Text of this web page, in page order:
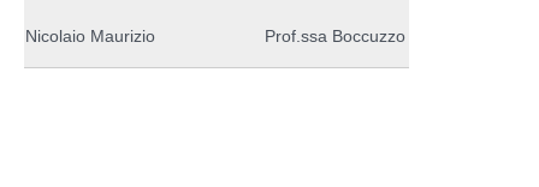
Nicolaio Maurizio Prof.ssa Boccuzzo